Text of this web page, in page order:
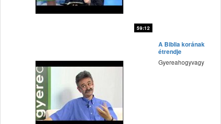
59:12
A Biblia korának
étrendje
Gyereahogyvagy